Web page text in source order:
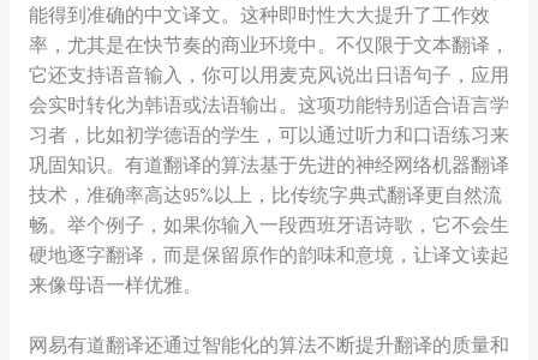
能得到准确的中文译文。这种即时性大大提升了工作效
率，尤其是在快节奏的商业环境中。不仅限于文本翻译，
它还支持语音输入，你可以用麦克风说出日语句子，应用
会实时转化为韩语或法语输出。这项功能特别适合语言学
习者，比如初学德语的学生，可以通过听力和口语练习来
巩固知识。有道翻译的算法基于先进的神经网络机器翻译
技术，准确率高达95%以上，比传统字典式翻译更自然流
畅。举个例子，如果你输入一段西班牙语诗歌，它不会生
硬地逐字翻译，而是保留原作的韵味和意境，让译文读起
来像母语一样优雅。
网易有道翻译还通过智能化的算法不断提升翻译的质量和